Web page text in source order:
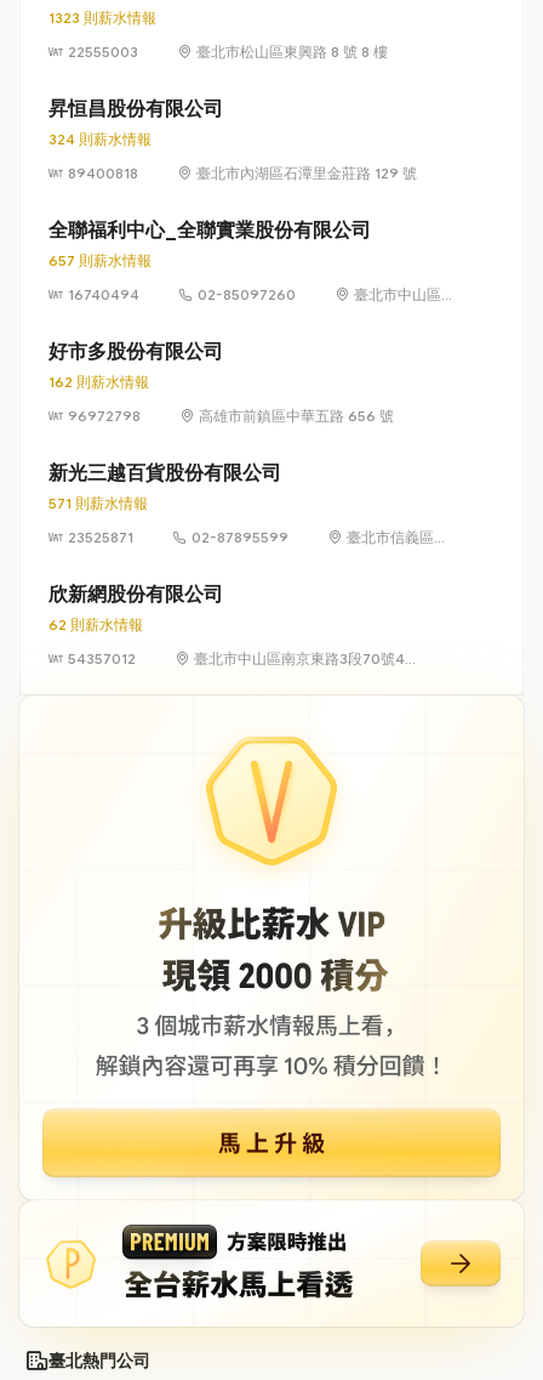
1323 則薪水情報
22555003
臺北市松山區東興路 8 號 8 樓
昇恒昌股份有限公司
324 則薪水情報
89400818
臺北市內湖區石潭里金莊路 129 號
全聯福利中心_全聯實業股份有限公司
657 則薪水情報
16740494
02-85097260
臺北市中山區敬
好市多股份有限公司
162 則薪水情報
96972798
高雄市前鎮區中華五路 656 號
新光三越百貨股份有限公司
571 則薪水情報
23525871
02-87895599
臺北市信義區松
欣新網股份有限公司
62 則薪水情報
54357012
臺北市中山區南京東路3段70號4
臺北熱門公司